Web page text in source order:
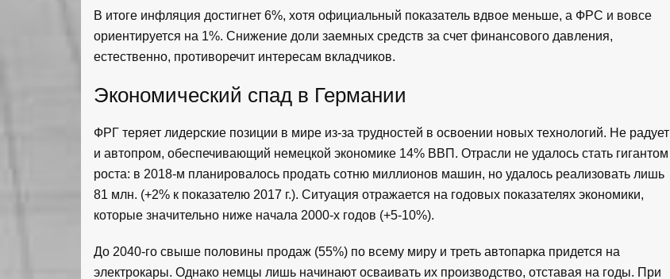
В итоге инфляция достигнет 6%, хотя официальный показатель вдвое меньше, а ФРС и вовсе
ориентируется на 1%. Снижение доли заемных средств за счет финансового давления,
естественно, противоречит интересам вкладчиков.
Экономический спад в Германии
ФРГ теряет лидерские позиции в мире из-за трудностей в освоении новых технологий. Не радует
и автопром, обеспечивающий немецкой экономике 14% ВВП. Отрасли не удалось стать гигантом
роста: в 2018-м планировалось продать сотню миллионов машин, но удалось реализовать лишь
81 млн. (+2% к показателю 2017 г.). Ситуация отражается на годовых показателях экономики,
которые значительно ниже начала 2000-х годов (+5-10%).
До 2040-го свыше половины продаж (55%) по всему миру и треть автопарка придется на
электрокары. Однако немцы лишь начинают осваивать их производство, отставая на годы. При